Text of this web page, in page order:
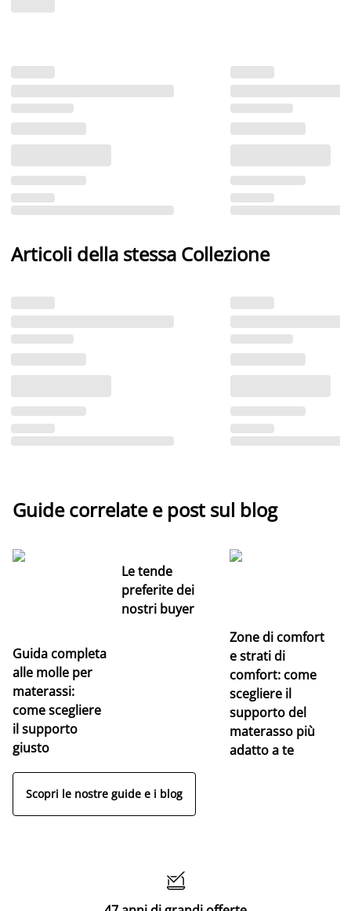
Articoli della stessa Collezione
Guide correlate e post sul blog
Guida completa
alle molle per
materassi:
come scegliere
il supporto
giusto
Le tende
preferite dei
nostri buyer
Zone di comfort
e strati di
comfort: come
scegliere il
supporto del
materasso più
adatto a te
Scopri le nostre guide e i blog
